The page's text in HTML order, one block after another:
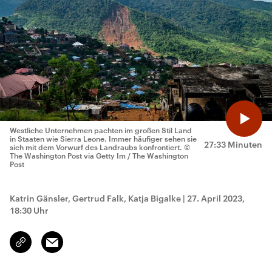
27:33 Minuten
Westliche Unternehmen pachten im großen Stil Land
in Staaten wie Sierra Leone. Immer häufiger sehen sie
sich mit dem Vorwurf des Landraubs konfrontiert. ©
The Washington Post via Getty Im / The Washington
Post
Katrin Gänsler, Gertrud Falk, Katja Bigalke | 27. April 2023,
18:30 Uhr
Link
kopieren/teilen
Email